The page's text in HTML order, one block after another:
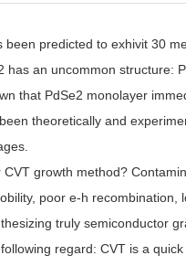
predicted to exhivit 30
has an uncommon structure:
that PdSe2 monolayer
theoretically and
growth method?
poor e-h
truly semiconductor
regard: CVT is a